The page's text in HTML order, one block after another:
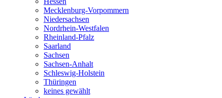
Mecklenburg-Vorpommern
Niedersachsen
Nordrhein-Westfalen
Rheinland-Pfalz
Saarland
Sachsen
Sachsen-Anhalt
Schleswig-Holstein
Thüringen
keines gewählt